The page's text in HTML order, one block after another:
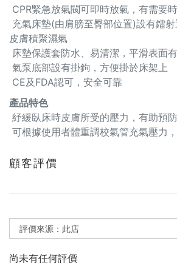
CPR緊急放氣閥可即時放氣，有需要
充氣床墊(由肩膀至臀部位置)設有鐳
皮膚積聚濕氣
床墊保護套防水、易清潔，平滑表面
氣泵底部設有掛鉤，方便掛於床架上
CE及FDA認可，安全可靠
產品特色
紓緩臥床時皮膚所受的壓力，有助預
可根據使用者體重調校氣管充氣壓力
顧客評價
尚未有任何評價